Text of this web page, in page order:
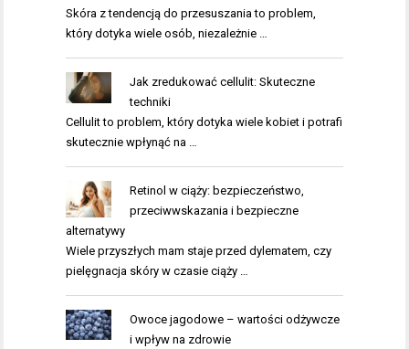
Skóra z tendencją do przesuszania to problem,
który dotyka wiele osób, niezależnie …
Jak zredukować cellulit: Skuteczne
techniki
Cellulit to problem, który dotyka wiele kobiet i potrafi
skutecznie wpłynąć na …
Retinol w ciąży: bezpieczeństwo,
przeciwwskazania i bezpieczne
alternatywy
Wiele przyszłych mam staje przed dylematem, czy
pielęgnacja skóry w czasie ciąży …
Owoce jagodowe – wartości odżywcze
i wpływ na zdrowie